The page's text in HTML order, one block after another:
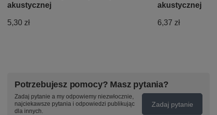
akustycznej
5,30 zł
akustycznej
6,37 zł
Potrzebujesz pomocy? Masz pytania?
Zadaj pytanie a my odpowiemy niezwłocznie,
najciekawsze pytania i odpowiedzi publikując
dla innych.
Zadaj pytanie